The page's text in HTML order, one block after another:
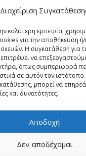
Διαχείριση
καλύτερη εμπειρία,
για την αποθήκευση
Η συγκατάθεση για
να
όπως συμπεριφορά
σε αυτόν τον
μπορεί να
και δυνατότητες.
Αποδοχή
Δεν αποδέχομαι